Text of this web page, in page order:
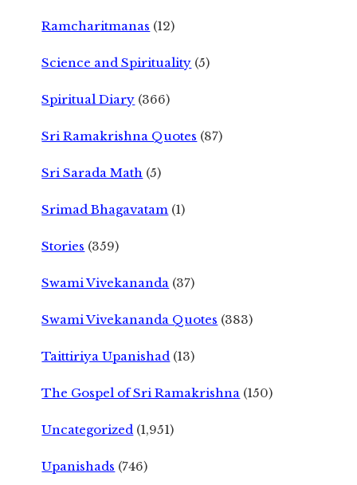
Ramcharitmanas (12)
Science and Spirituality (5)
Spiritual Diary (366)
Sri Ramakrishna Quotes (87)
Sri Sarada Math (5)
Srimad Bhagavatam (1)
Stories (359)
Swami Vivekananda (37)
Swami Vivekananda Quotes (383)
Taittiriya Upanishad (13)
The Gospel of Sri Ramakrishna (150)
Uncategorized (1,951)
Upanishads (746)